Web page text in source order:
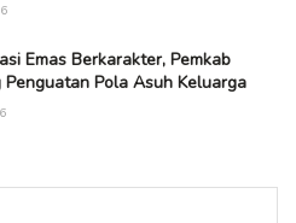
Emas Berkarakter, Pemkab
Pola Asuh Keluarga